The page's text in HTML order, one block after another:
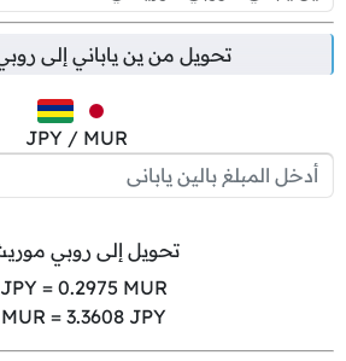
تحويل من ين ياباني إلى
JPY / MUR
تحويل إلى روبي
JPY = 0.2975 MUR
MUR = 3.3608JPY